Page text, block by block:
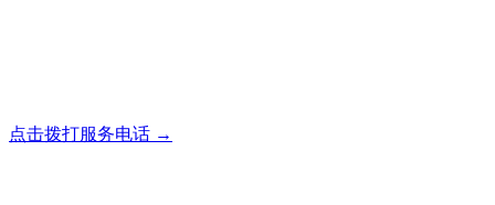
点击拨打服务电话 →